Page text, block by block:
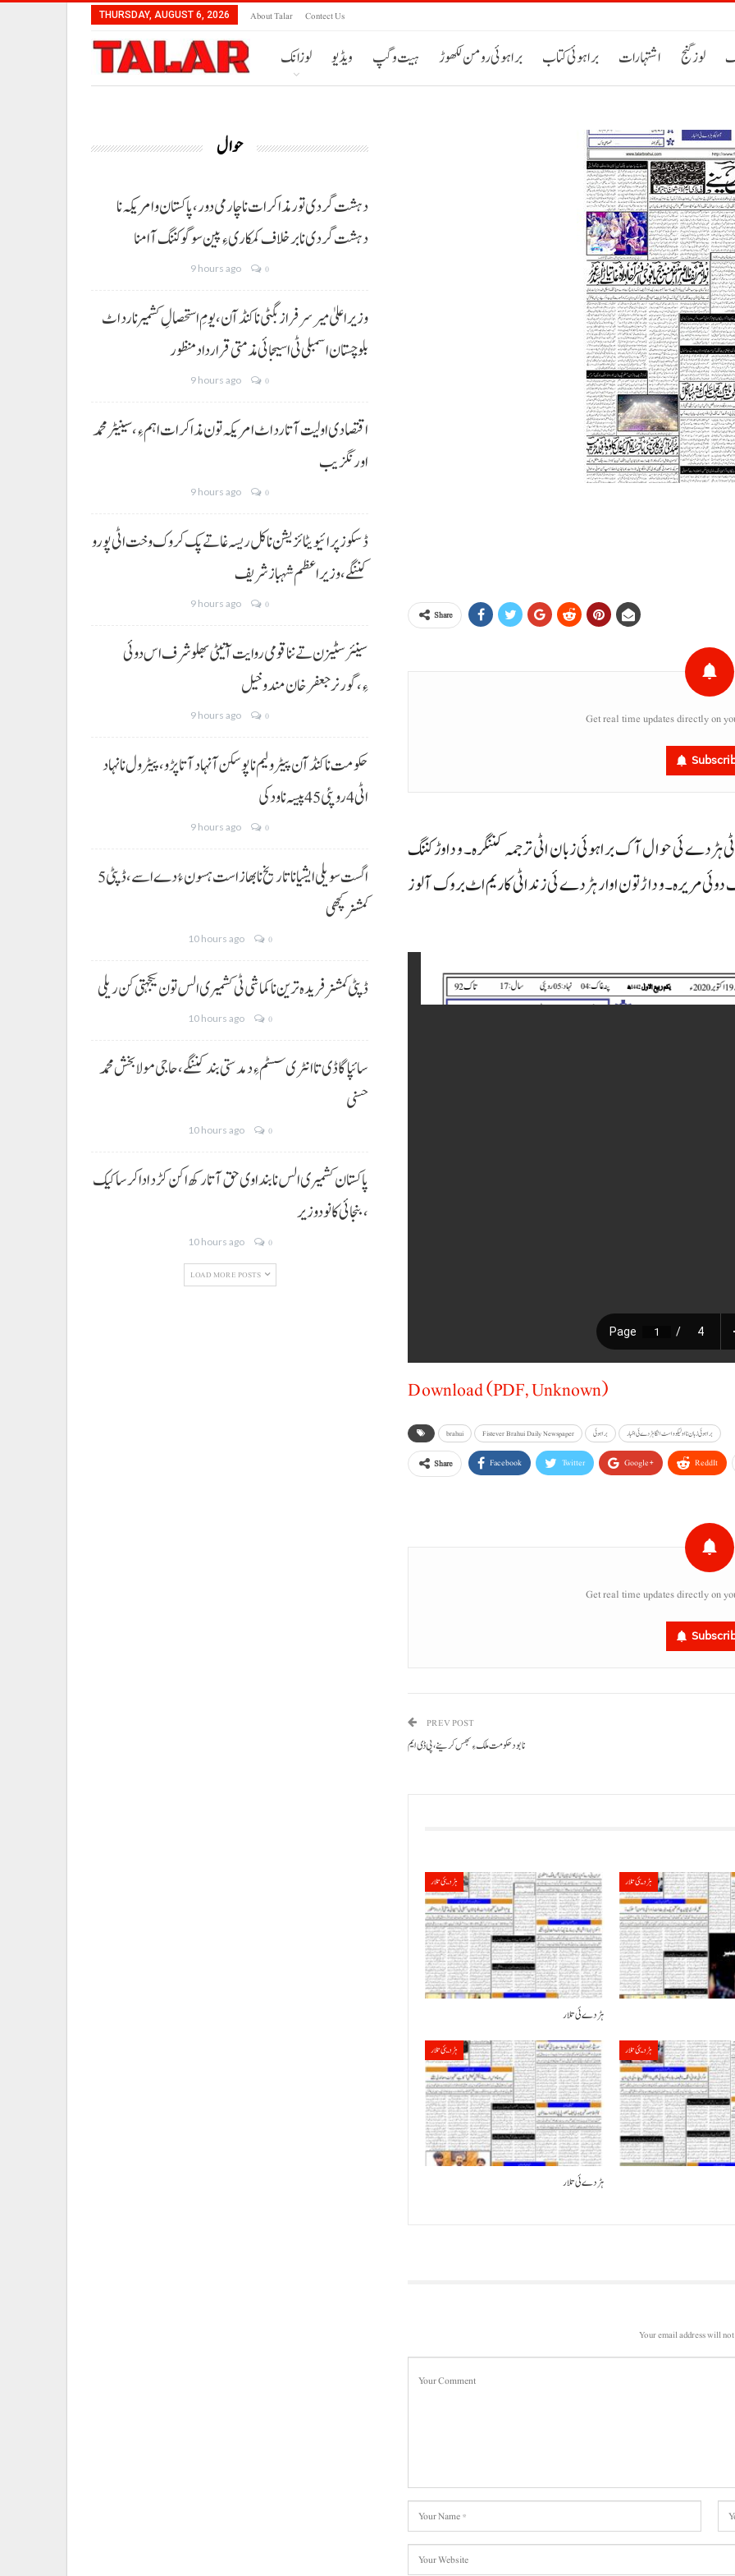
THURSDAY, AUGUST 6, 2026 About Talar Contect Us
لوزانک ویڈیو ہیت و گپ براہوئی رومن لکھوڑ براہوئی کتاب اشتہارات لوز گنج
Share
Get real time updates directly on
ہڑدے ئی حوال آک براہوئی زبان اٹی ترجمہ کننگرہ۔ و دا وڑ کننگ
مریرہ۔ و داڑتون اوار ہڑدے ئی زند اٹی کاریم اٹ بروک آ لوز
Download (PDF, Unknown)
brahui Fistever Brahui Daily Newspaper براہوئی براہوئی زبان نا اولیکو و اسٹ انگا ہڑدے ئی اخبار
Share Facebook Twitter Google+ ReddIt
Get real time updates directly on
PREV POST
نابود حکومت ملک ءِ بھس کرینے، پی ڈی ایم
ہڑدیئی تلار
ہڑدے ئی تلار
ہڑدیئی تلار
ہڑدیئی تلار
ہڑدے ئی تلار
ہڑدیئی تلار
Your email address will
حوال
دہشت گردی تور مذاکرات نا چارمی دور،پاکستان و امریکہ نا
دہشت گردی نا برخلاف کمکاری ءِ پین سوگو کننگ آ امنا
9 hours ago 0
وزیراعلیٰ میر سرفراز بگٹی نا کنڈ آن،یومِ استحصالِ کشمیر نا رد اٹ
بلوچستان اسمبلی ٹی اسیجائی مذمتی قرارداد منظور
9 hours ago 0
اقتصادی اولیت آتا رد اٹ امریکہ تون مذاکرات اہم ءِ،سینیٹر محمد
اورنگزیب
9 hours ago 0
ڈسکوز پرائیویٹائزیشن نا کل ریسہ غاتے پک کروک وخت اٹی پورو
کننگے ،وزیراعظم شہباز شریف
9 hours ago 0
سینئر سٹیزن تے ننا قومی روایت آتیٹی بھلو شرف اس دوئی
ءِ،گورنر جعفرخان مندوخیل
9 hours ago 0
حکومت نا کنڈ آن پیٹرولیم نا پوسکن آ نہاد آتا پڑو،پیٹرول نا نہاد
اٹی 4 روپئی 45 پیسہ نا ودکی
9 hours ago 0
5 اگست سویلی ایشیا نا تاریخ نا بھاز است ہسون ءُ دے اسے،ڈپٹی
کمشنر کچھی
10 hours ago 0
ڈپٹی کمشنر فریدہ ترین نا کماشی ٹی کشمیری الس تون یکجہتی کن ریلی
10 hours ago 0
سائپا گاڈی تا انٹری سسٹم ءِ دمدستی بند کننگے، حاجی مولا بخش محمد
حسنی
10 hours ago 0
پاکستان کشمیری الس نا بنداوی حق آتا رکھ اکن کڑد ادا کرسا کیک
،بنجائی کانودوزیر
10 hours ago 0
LOAD MORE POSTS